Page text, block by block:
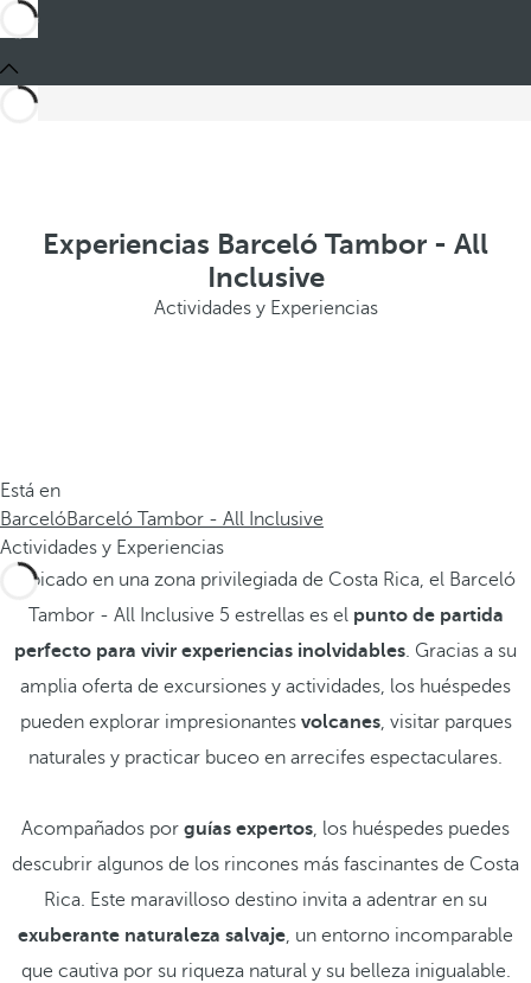
Experiencias Barceló Tambor - All
Inclusive
Actividades y Experiencias
Está en
BarcelóBarceló Tambor - All Inclusive
Actividades y Experiencias
Ubicado en una zona privilegiada de Costa Rica, el Barceló
Tambor - All Inclusive 5 estrellas es el punto de partida
perfecto para vivir experiencias inolvidables. Gracias a su
amplia oferta de excursiones y actividades, los huéspedes
pueden explorar impresionantesvolcanes, visitar parques
naturales y practicar buceo en arrecifes espectaculares.
Acompañados por guías expertos, los huéspedes puedes
descubrir algunos de los rincones más fascinantes de Costa
Rica. Este maravilloso destino invita a adentrar en su
exuberante naturaleza salvaje, un entorno incomparable
que cautiva por su riqueza natural y su belleza inigualable.